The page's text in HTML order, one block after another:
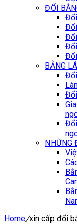
ĐỔI
BẰNG
NHỮNG
Home/xin cấp đổi